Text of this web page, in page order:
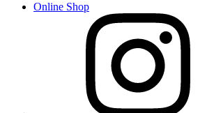
Online Shop